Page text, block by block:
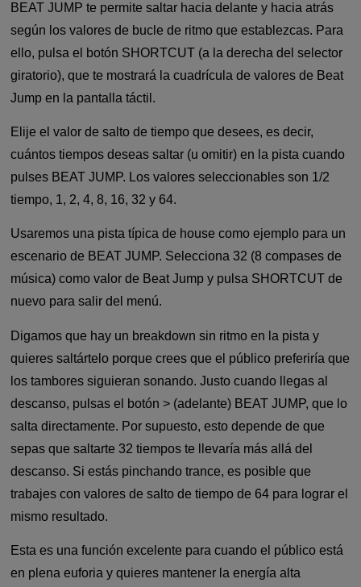
BEAT JUMP te permite saltar hacia delante y hacia atrás
según los valores de bucle de ritmo que establezcas. Para
ello, pulsa el botón SHORTCUT (a la derecha del selector
giratorio), que te mostrará la cuadrícula de valores de Beat
Jump en la pantalla táctil.
Elije el valor de salto de tiempo que desees, es decir,
cuántos tiempos deseas saltar (u omitir) en la pista cuando
pulses BEAT JUMP. Los valores seleccionables son 1/2
tiempo, 1, 2, 4, 8, 16, 32 y 64.
Usaremos una pista típica de house como ejemplo para un
escenario de BEAT JUMP. Selecciona 32 (8 compases de
música) como valor de Beat Jump y pulsa SHORTCUT de
nuevo para salir del menú.
Digamos que hay un breakdown sin ritmo en la pista y
quieres saltártelo porque crees que el público preferiría que
los tambores siguieran sonando. Justo cuando llegas al
descanso, pulsas el botón > (adelante) BEAT JUMP, que lo
salta directamente. Por supuesto, esto depende de que
sepas que saltarte 32 tiempos te llevaría más allá del
descanso. Si estás pinchando trance, es posible que
trabajes con valores de salto de tiempo de 64 para lograr el
mismo resultado.
Esta es una función excelente para cuando el público está
en plena euforia y quieres mantener la energía alta